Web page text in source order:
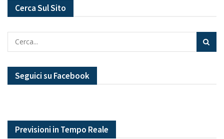
Cerca Sul Sito
Seguici su Facebook
Previsioni in Tempo Reale